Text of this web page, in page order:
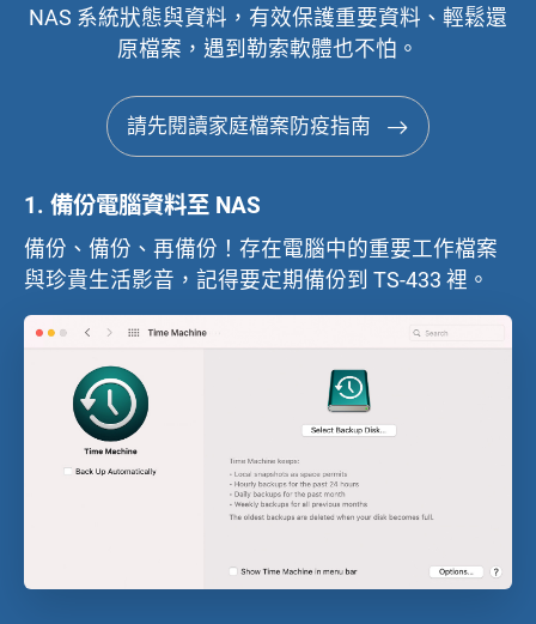
NAS 系統狀態與資料，有效保護重要資料、輕鬆還
原檔案，遇到勒索軟體也不怕。
請先閱讀家庭檔案防疫指南
1. 備份電腦資料至 NAS
備份、備份、再備份！存在電腦中的重要工作檔案
與珍貴生活影音，記得要定期備份到 TS-433 裡。